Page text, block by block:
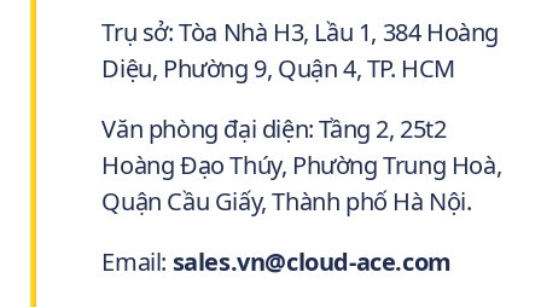
Trụ sở: Tòa Nhà H3, Lầu 1, 384 Hoàng
Diệu, Phường 9, Quận 4, TP. HCM
Văn phòng đại diện: Tầng 2, 25t2
Hoàng Đạo Thúy, Phường Trung Hoà,
Quận Cầu Giấy, Thành phố Hà Nội.
Email: sales.vn@cloud-ace.com